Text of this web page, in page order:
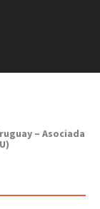
– Asociada